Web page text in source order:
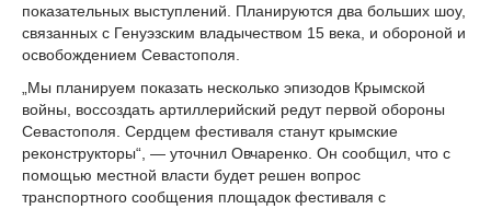
показательных выступлений. Планируются два больших шоу,
связанных с Генуэзским владычеством 15 века, и обороной и
освобождением Севастополя.
„Мы планируем показать несколько эпизодов Крымской
войны, воссоздать артиллерийский редут первой обороны
Севастополя. Сердцем фестиваля станут крымские
реконструкторы“, — уточнил Овчаренко. Он сообщил, что с
помощью местной власти будет решен вопрос
транспортного сообщения площадок фестиваля с